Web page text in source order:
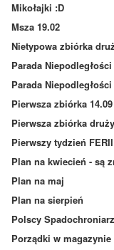
Mikołajki :D
Msza 19.02
Nietypowa zbiórka
Parada Niepodległości
Parada Niepodległości
Pierwsza zbiórka
Pierwsza zbiórka
Pierwszy tydzień
Plan na kwiecień - są
Plan na maj
Plan na sierpień
Polscy
Porządki w